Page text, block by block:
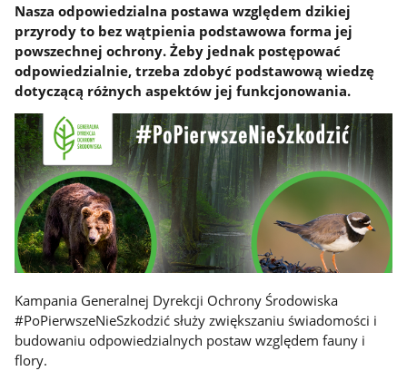
Nasza odpowiedzialna postawa względem dzikiej
przyrody to bez wątpienia podstawowa forma jej
powszechnej ochrony. Żeby jednak postępować
odpowiedzialnie, trzeba zdobyć podstawową wiedzę
dotyczącą różnych aspektów jej funkcjonowania.
Kampania Generalnej Dyrekcji Ochrony Środowiska
#PoPierwszeNieSzkodzić służy zwiększaniu świadomości i
budowaniu odpowiedzialnych postaw względem fauny i
flory.